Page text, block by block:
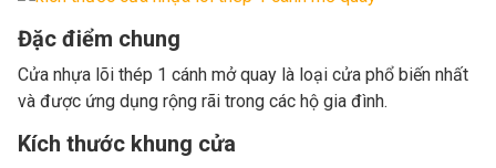
Đặc điểm chung
Cửa nhựa lõi thép 1 cánh mở quay là loại cửa phổ biến nhất
và được ứng dụng rộng rãi trong các hộ gia đình.
Kích thước khung cửa